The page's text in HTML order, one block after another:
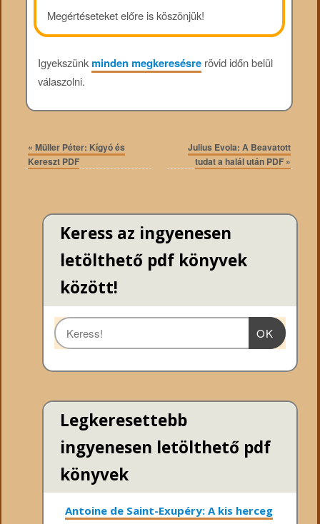
Megértéseteket előre is köszönjük!
Igyekszünkminden megkeresésrerövid időn belül
válaszolni.
« Müller Péter: Kígyó és
Kereszt PDF
Julius Evola: A Beavatott
tudat a halál után PDF »
Keress az ingyenesen
letölthető pdf könyvek
között!
OK
Legkeresettebb
ingyenesen letölthető pdf
könyvek
Antoine de Saint-Exupéry: A kis herceg